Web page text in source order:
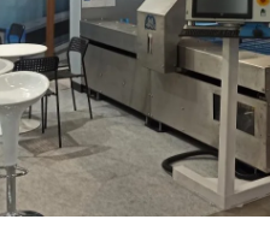
waterjetów
PTV?
Z
tą
opcją
Twoja
inwestycja